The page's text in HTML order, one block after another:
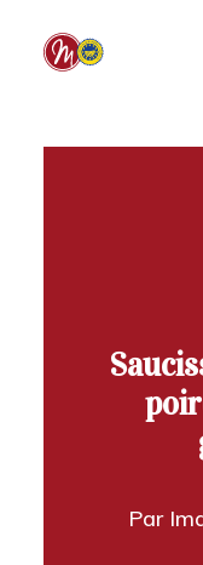
Par